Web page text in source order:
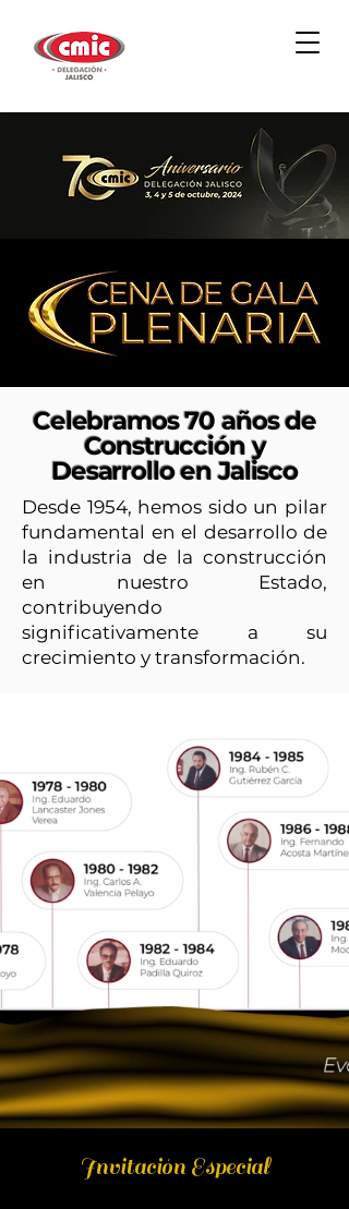
Celebramos 70 años de
Construcción y
Desarrollo en Jalisco
Desde 1954, hemos sido un pilar
fundamental en el desarrollo de
la industria de la construcción
en nuestro Estado,
contribuyendo
significativamente a su
crecimiento y transformación.
Invitación Especial